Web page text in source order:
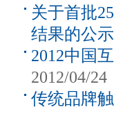
关于首批
结果的公示
2012中国
2012/04/24
传统品牌